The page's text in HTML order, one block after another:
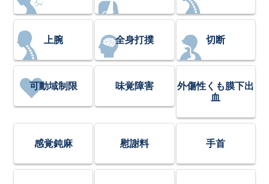
上腕 全身打撲 切断
可動域制限 味覚障害
外傷性くも膜下出
血
感覚鈍麻 慰謝料 手首